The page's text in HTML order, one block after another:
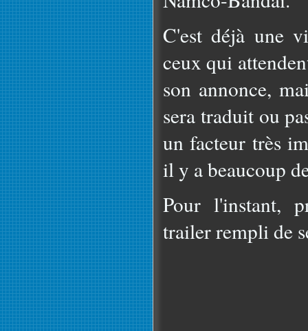
C'est déjà une
ceux qui
son annonce,
sera traduit ou
un facteur très
il y a beaucoup
Pour l'instant,
trailer rempli de